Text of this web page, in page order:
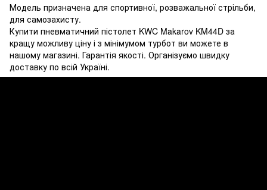
Модель призначена для спортивної, розважальної стрільби,
для самозахисту.
Купити пневматичний пістолет KWC Makarov KM44D за
кращу можливу ціну і з мінімумом турбот ви можете в
нашому магазині. Гарантія якості. Організуємо швидку
доставку по всій Україні.